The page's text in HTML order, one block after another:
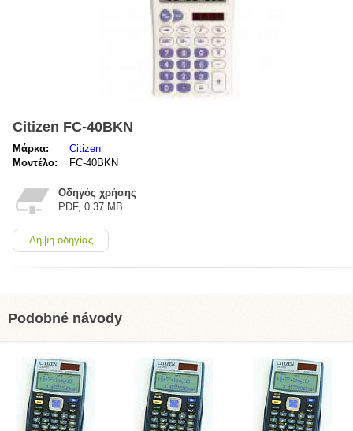
Citizen FC-40BKN
Μάρκα:
Citizen
Μοντέλο:
FC-40BKN
Οδηγός χρήσης
PDF, 0.37 MB
Λήψη οδηγίας
Podobné návody